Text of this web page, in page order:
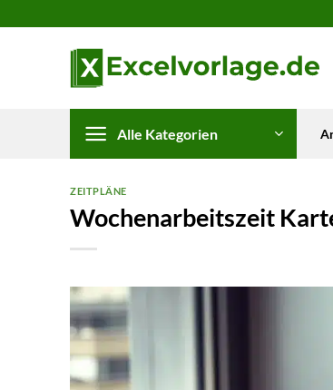
Inhalt
Alle Kategorien
ZEITPLÄNE
Wochenarbeitszeit